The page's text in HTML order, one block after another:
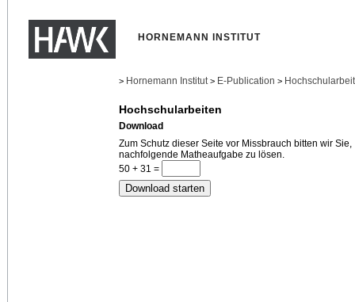
HORNEMANN INSTITUT
> Hornemann Institut > E-Publication >
Hochschularbeiten
Download
Zum Schutz dieser Seite vor Missbrauch bitten wir Sie,
nachfolgende Matheaufgabe zu lösen.
50 + 31 =